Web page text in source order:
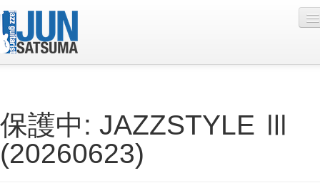
Live Schedule
Discography
保護中: JAZZSTYLE Ⅲ
(20260623)